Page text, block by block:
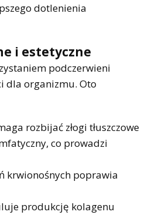
dotlenienia
i estetyczne
podczerwieni
dla organizmu. Oto
rozbijać złogi tłuszczowe
co prowadzi
krwionośnych poprawia
produkcję kolagenu